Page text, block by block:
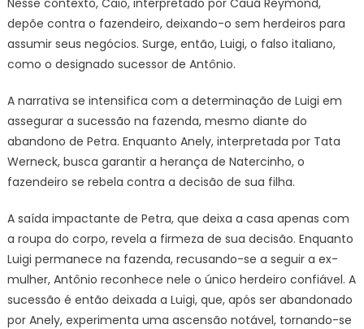
Nesse contexto, Caio, interpretado por Cauã Reymond,
depõe contra o fazendeiro, deixando-o sem herdeiros para
assumir seus negócios. Surge, então, Luigi, o falso italiano,
como o designado sucessor de Antônio.
A narrativa se intensifica com a determinação de Luigi em
assegurar a sucessão na fazenda, mesmo diante do
abandono de Petra. Enquanto Anely, interpretada por Tata
Werneck, busca garantir a herança de Natercinho, o
fazendeiro se rebela contra a decisão de sua filha.
A saída impactante de Petra, que deixa a casa apenas com
a roupa do corpo, revela a firmeza de sua decisão. Enquanto
Luigi permanece na fazenda, recusando-se a seguir a ex-
mulher, Antônio reconhece nele o único herdeiro confiável. A
sucessão é então deixada a Luigi, que, após ser abandonado
por Anely, experimenta uma ascensão notável, tornando-se